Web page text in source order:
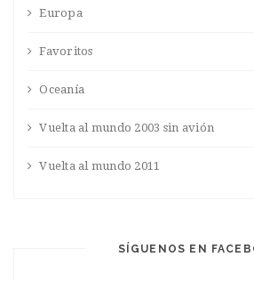
Europa
Favoritos
Oceanía
Vuelta al mundo 2003 sin avión
Vuelta al mundo 2011
SÍGUENOS EN